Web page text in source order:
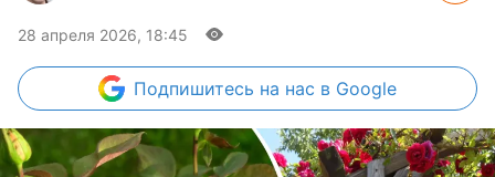
28 апреля 2026, 18:45
Подпишитесь на нас в Google